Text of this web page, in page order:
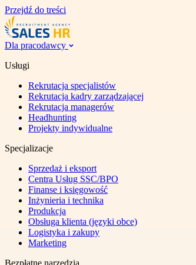
Przejdź do treści
Dla pracodawcy
Usługi
Rekrutacja specjalistów
Rekrutacja kadry zarządzającej
Rekrutacja managerów
Headhunting
Projekty indywidualne
Specjalizacje
Sprzedaż i eksport
Centra Usług SSC/BPO
Finanse i księgowość
Inżynieria i technika
Produkcja
Obsługa klienta (języki obce)
Logistyka i zakupy
Marketing
Bezpłatne narzędzia